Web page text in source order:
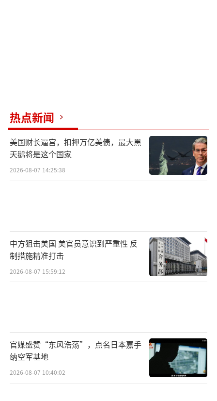
热点新闻
美国财长逼宫，扣押万亿美债，最大黑
天鹅将是这个国家
2026-08-07 14:25:38
中方狙击美国 美官员意识到严重性 反
制措施精准打击
2026-08-07 15:59:12
官媒盛赞“东风浩荡”，点名日本嘉手
纳空军基地
2026-08-07 10:40:02